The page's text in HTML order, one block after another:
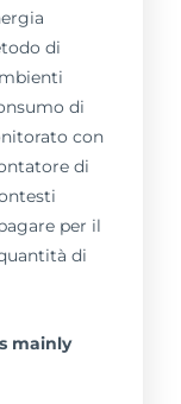
di
di
con
di
per il
di
mainly